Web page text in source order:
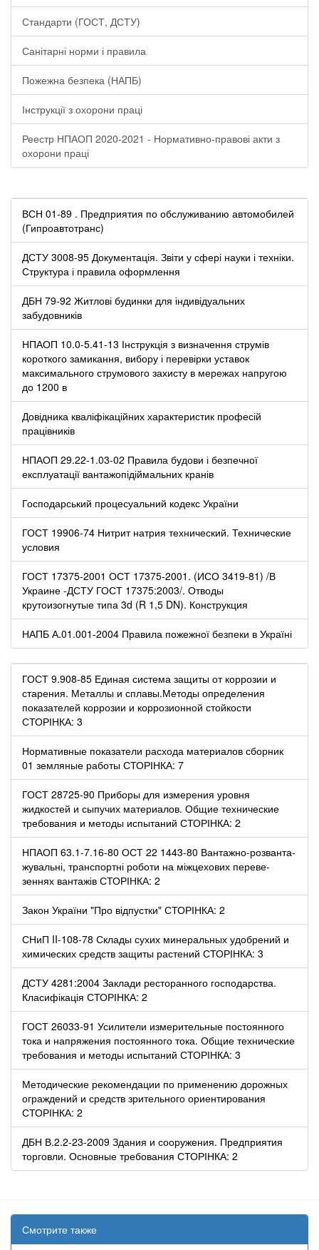
Стандарти (ГОСТ, ДСТУ)
Санітарні норми і правила
Пожежна безпека (НАПБ)
Інструкції з охорони праці
Реестр НПАОП 2020-2021 - Нормативно-правові акти з
охорони праці
ВСН 01-89 . Предприятия по обслуживанию автомобилей
(Гипроавтотранс)
ДСТУ 3008-95 Документація. Звіти у сфері науки і техніки.
Структура і правила оформлення
ДБН 79-92 Житлові будинки для індивідуальних
забудовників
НПАОП 10.0-5.41-13 Інструкція з визначення струмів
короткого замикання, вибору і перевірки уставок
максимального струмового захисту в мережах напругою
до 1200 в
Довідника кваліфікаційних характеристик професій
працівників
НПАОП 29.22-1.03-02 Правила будови і безпечної
експлуатації вантажопідіймальних кранів
Господарський процесуальний кодекс України
ГОСТ 19906-74 Нитрит натрия технический. Технические
условия
ГОСТ 17375-2001 ОСТ 17375-2001. (ИСО 3419-81) /В
Украине -ДСТУ ГОСТ 17375:2003/. Отводы
крутоизогнутые типа 3d (R 1,5 DN). Конструкция
НАПБ А.01.001-2004 Правила пожежної безпеки в Україні
ГОСТ 9.908-85 Единая система защиты от коррозии и
старения. Металлы и сплавы.Методы определения
показателей коррозии и коррозионной стойкости
СТОРІНКА: 3
Нормативные показатели расхода материалов сборник
01 земляные работы СТОРІНКА: 7
ГОСТ 28725-90 Приборы для измерения уровня
жидкостей и сыпучих материалов. Общие технические
требования и методы испытаний СТОРІНКА: 2
НПАОП 63.1-7.16-80 ОСТ 22 1443-80 Вантажно-розванта­
жу­валь­ні, тран­с­портні роботи на міжцехових переве­
зеннях вантажів СТОРІНКА: 2
Закон України "Про відпустки" СТОРІНКА: 2
СНиП II-108-78 Склады сухих минеральных удобрений и
химических средств защиты растений СТОРІНКА: 3
ДСТУ 4281:2004 Заклади ресторанного господарства.
Класифікація СТОРІНКА: 2
ГОСТ 26033-91 Усилители измерительные постоянного
тока и напряжения постоянного тока. Общие технические
требования и методы испытаний СТОРІНКА: 3
Методические рекомендации по применению дорожных
ограждений и средств зрительного ориентирования
СТОРІНКА: 2
ДБН В.2.2-23-2009 Здания и сооружения. Предприятия
торговли. Основные требования СТОРІНКА: 2
Смотрите также